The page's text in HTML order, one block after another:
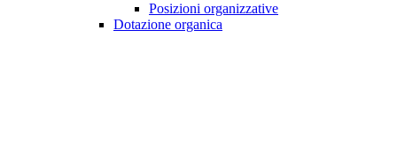
Posizioni organizzative
Dotazione organica